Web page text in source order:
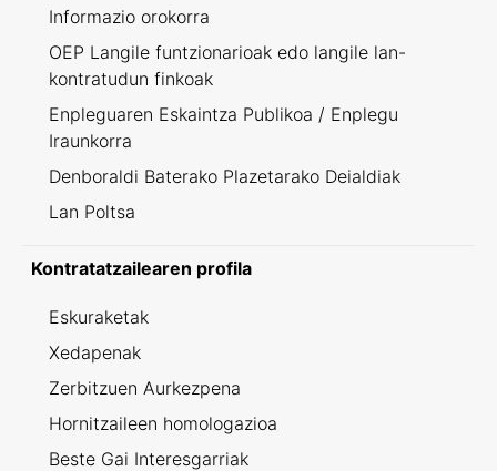
Informazio orokorra
OEP Langile funtzionarioak edo langile lan-
kontratudun finkoak
Enpleguaren Eskaintza Publikoa / Enplegu
Iraunkorra
Denboraldi Baterako Plazetarako Deialdiak
Lan Poltsa
Kontratatzailearen profila
Eskuraketak
Xedapenak
Zerbitzuen Aurkezpena
Hornitzaileen homologazioa
Beste Gai Interesgarriak